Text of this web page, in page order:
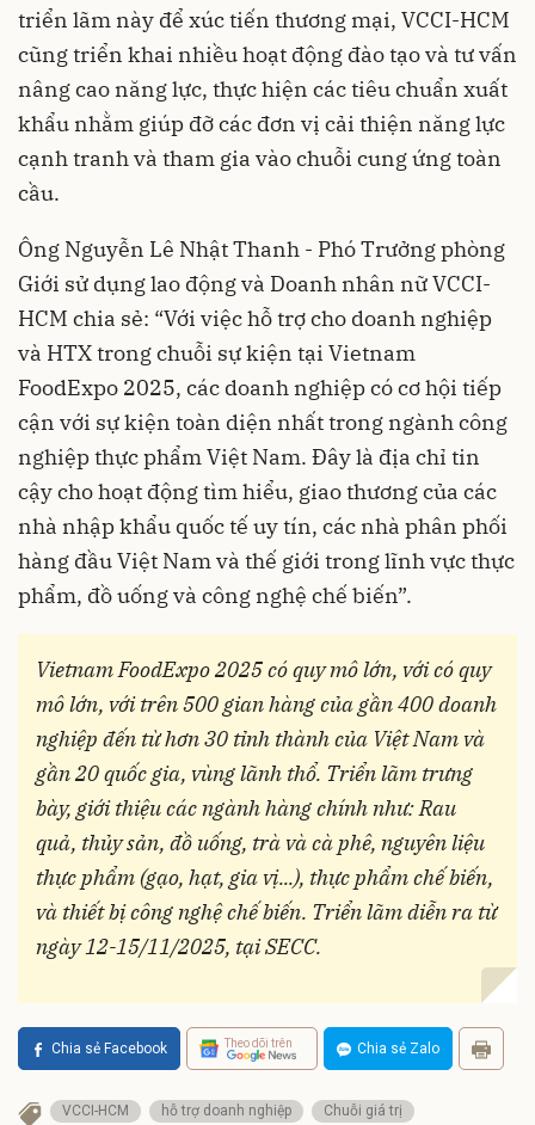
triển lãm này để xúc tiến thương mại, VCCI-HCM
cũng triển khai nhiều hoạt động đào tạo và tư vấn
nâng cao năng lực, thực hiện các tiêu chuẩn xuất
khẩu nhằm giúp đỡ các đơn vị cải thiện năng lực
cạnh tranh và tham gia vào chuỗi cung ứng toàn
cầu.
Ông Nguyễn Lê Nhật Thanh - Phó Trưởng phòng
Giới sử dụng lao động và Doanh nhân nữ VCCI-
HCM chia sẻ: “Với việc hỗ trợ cho doanh nghiệp
và HTX trong chuỗi sự kiện tại Vietnam
FoodExpo 2025, các doanh nghiệp có cơ hội tiếp
cận với sự kiện toàn diện nhất trong ngành công
nghiệp thực phẩm Việt Nam. Đây là địa chỉ tin
cậy cho hoạt động tìm hiểu, giao thương của các
nhà nhập khẩu quốc tế uy tín, các nhà phân phối
hàng đầu Việt Nam và thế giới trong lĩnh vực thực
phẩm, đồ uống và công nghệ chế biến”.
Vietnam FoodExpo 2025 có quy mô lớn, với có quy
mô lớn, với trên 500 gian hàng của gần 400 doanh
nghiệp đến từ hơn 30 tỉnh thành của Việt Nam và
gần 20 quốc gia, vùng lãnh thổ. Triển lãm trưng
bày, giới thiệu các ngành hàng chính như: Rau
quả, thủy sản, đồ uống, trà và cà phê, nguyên liệu
thực phẩm (gạo, hạt, gia vị...), thực phẩm chế biến,
và thiết bị công nghệ chế biến. Triển lãm diễn ra từ
ngày 12-15/11/2025, tại SECC.
Chia sẻ Facebook Theo dõi trên Chia sẻ Zalo
VCCI-HCM hỗ trợ doanh nghiệp Chuỗi giá trị